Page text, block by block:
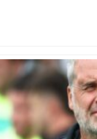
« Rien
Restes, le
sa sortie à Metz